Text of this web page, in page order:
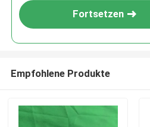
Fortsetzen
Empfohlene Produkte